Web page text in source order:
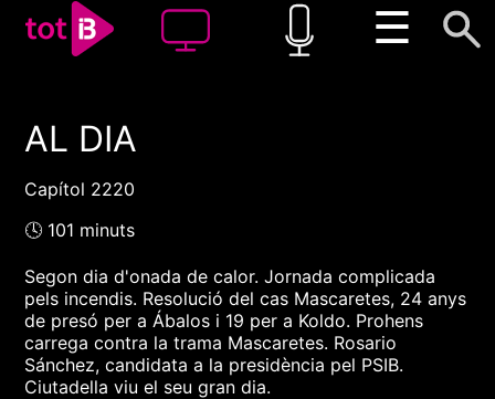
☰
00:00
AL DIA
Capítol 2220
🕓 101 minuts
Segon dia d'onada de calor. Jornada complicada
pels incendis. Resolució del cas Mascaretes, 24 anys
de presó per a Ábalos i 19 per a Koldo. Prohens
carrega contra la trama Mascaretes. Rosario
Sánchez, candidata a la presidència pel PSIB.
Ciutadella viu el seu gran dia.